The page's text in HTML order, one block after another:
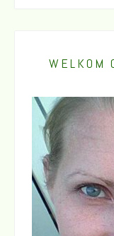
WELKOM